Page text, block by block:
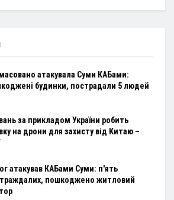
атакувала Суми КАБами:
будинки, пострадали 5 людей
за прикладом України робить
на дрони для захисту від Китаю –
атакував КАБами Суми: п'ять
пошкоджено житловий